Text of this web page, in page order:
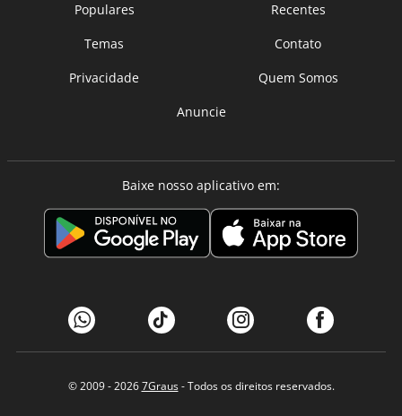
Populares
Recentes
Temas
Contato
Privacidade
Quem Somos
Anuncie
Baixe nosso aplicativo em:
© 2009 - 20267Graus- Todos os direitos reservados.